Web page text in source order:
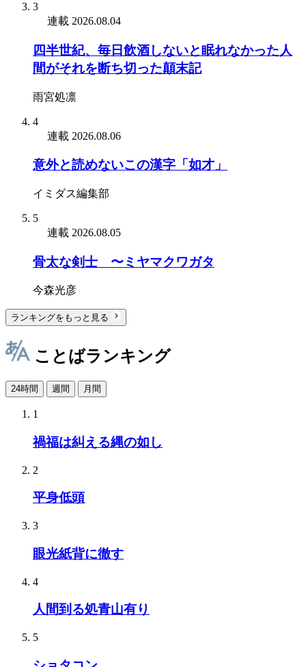
3
連載 2026.08.04
四半世紀、毎日飲酒しないと眠れなかった人
間がそれを断ち切った顛末記
雨宮処凛
4
連載 2026.08.06
意外と読めないこの漢字「如才」
イミダス編集部
5
連載 2026.08.05
骨太な剣士 〜ミヤマクワガタ
今森光彦
ランキングをもっと見る
ことばランキング
24時間 週間 月間
1
禍福は糾える縄の如し
2
平身低頭
3
眼光紙背に徹す
4
人間到る処青山有り
5